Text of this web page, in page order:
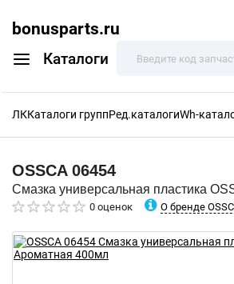
bonusparts.ru
Каталоги
ЛККаталоги группРед.каталогиWh-
OSSCA 06454
Смазка универсальная пластика
0 оценок О бренде